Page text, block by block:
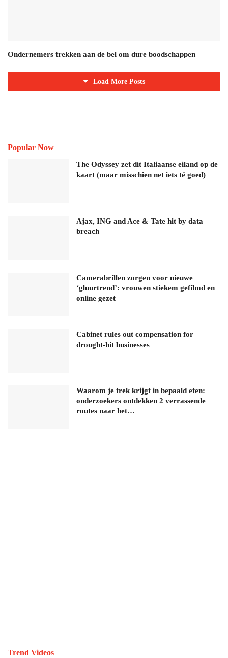
Ondernemers trekken aan de bel om dure boodschappen
Load More Posts
Popular Now
The Odyssey zet dít Italiaanse eiland op de
kaart (maar misschien net iets té goed)
Ajax, ING and Ace & Tate hit by data
breach
Camerabrillen zorgen voor nieuwe
‘gluurtrend’: vrouwen stiekem gefilmd en
online gezet
Cabinet rules out compensation for
drought-hit businesses
Waarom je trek krijgt in bepaald eten:
onderzoekers ontdekken 2 verrassende
routes naar het…
Trend Videos